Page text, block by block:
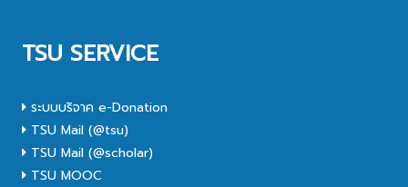
TSU SERVICE
ระบบบริจาค e-Donation
TSU Mail (@tsu)
TSU Mail (@scholar)
TSU MOOC